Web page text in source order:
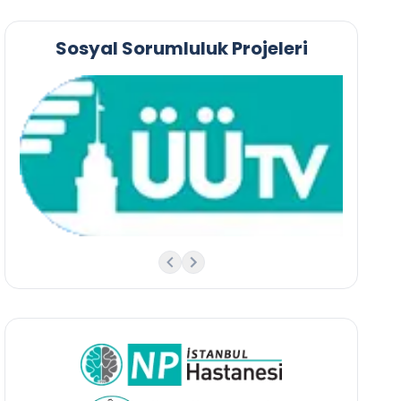
Sosyal Sorumluluk Projeleri